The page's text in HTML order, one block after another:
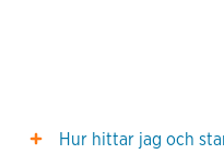
Hur hittar jag och